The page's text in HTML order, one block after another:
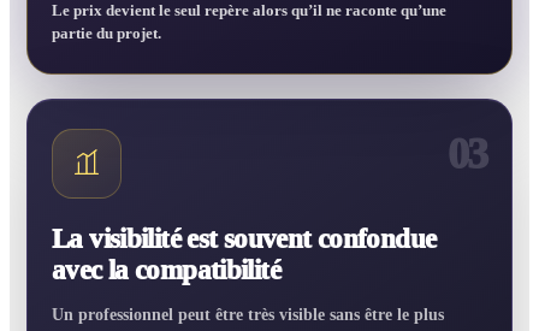
Le prix devient le seul repère alors qu’il ne raconte qu’une
partie du projet.
03
La visibilité est souvent confondue
avec la compatibilité
Un professionnel peut être très visible sans être le plus